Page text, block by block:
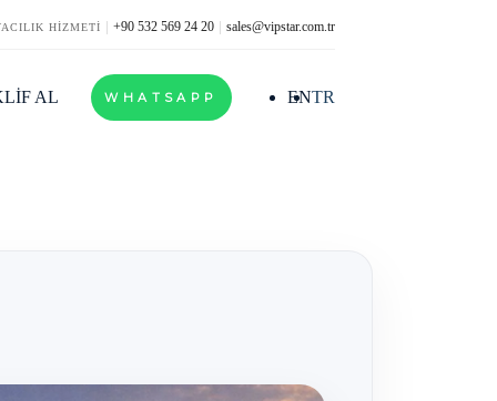
HİZMETİ +90 532 569 24 20 sales@vipstar.com.tr
AL WHATSAPP ENTR